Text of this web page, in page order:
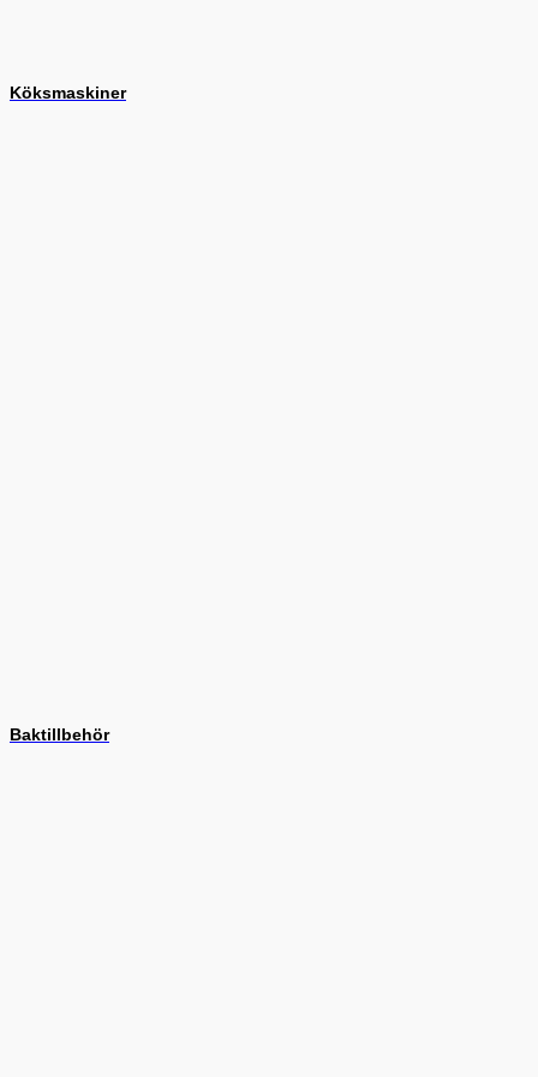
Köksmaskiner
Baktillbehör